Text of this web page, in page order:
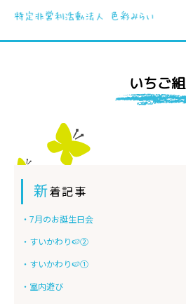
いちご組
新着記事
・7月のお誕生日会
・すいかわり🍉②
・すいかわり🍉①
・室内遊び